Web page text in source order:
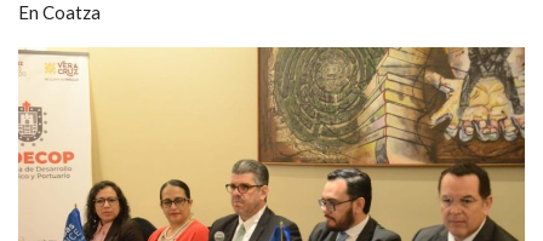
En Coatza